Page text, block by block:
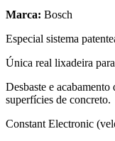
Marca: Bosch
Especial sistema
Única real lixadeira
Desbaste e
superfícies de concreto.
Constant Electronic